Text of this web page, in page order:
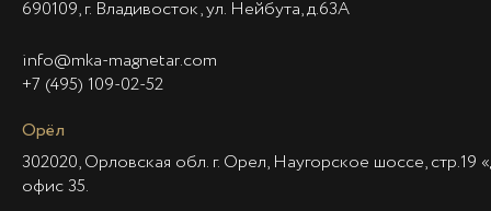
690109, г. Владивосток, ул. Нейбута, д.63А
info@mka-magnetar.com
+7 (495) 109-02-52
Орёл
302020, Орловская обл. г. Орел, Наугорское шоссе, стр.19
офис 35.